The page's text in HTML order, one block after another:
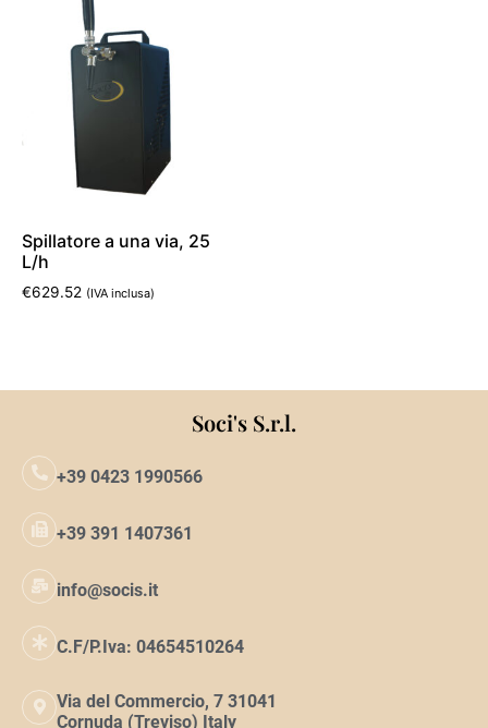
Spillatore a una via, 25
L/h
€629.52 (IVA inclusa)
Soci's S.r.l.
+39 0423 1990566
+39 391 1407361
info@socis.it
C.F/P.Iva: 04654510264
Via del Commercio, 7 31041
Cornuda (Treviso) Italy